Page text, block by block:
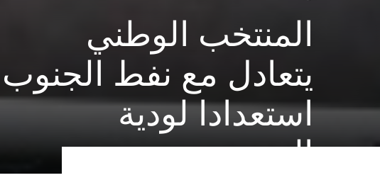
المنتخب الوطني
يتعادل مع نفط الجنوب
استعدادا لودية
السعودية